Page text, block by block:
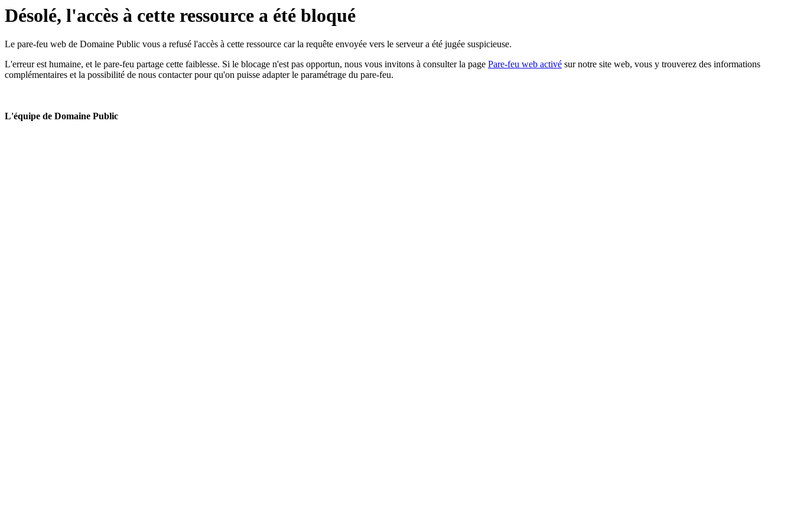
Désolé, l'accès à cette ressource a été bloqué
Le pare-feu web de Domaine Public vous a refusé l'accès à cette ressource car la requête envoyée vers le serveur a été jugée suspicieuse.
L'erreur est humaine, et le pare-feu partage cette faiblesse. Si le blocage n'est pas opportun, nous vous invitons à consulter la page Pare-feu web activé sur notre site web, vous y trouverez des informations
complémentaires et la possibilité de nous contacter pour qu'on puisse adapter le paramétrage du pare-feu.
L'équipe de Domaine Public